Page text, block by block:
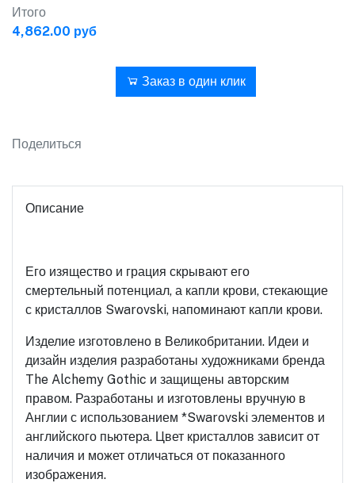
Итого
4,862.00 руб
Заказ в один клик
Поделиться
Описание
Его изящество и грация скрывают его
смертельный потенциал, а капли крови, стекающие
с кристаллов Swarovski, напоминают капли крови.
Изделие изготовлено в Великобритании. Идеи и
дизайн изделия разработаны художниками бренда
The Alchemy Gothic и защищены авторским
правом. Разработаны и изготовлены вручную в
Англии с использованием *Swarovski элементов и
английского пьютера. Цвет кристаллов зависит от
наличия и может отличаться от показанного
изображения.